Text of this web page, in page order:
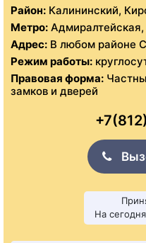
Район: Калининский,
Метро: Адмиралтейская,
Адрес: В любом районе
Режим работы:
Правовая форма:
замков и дверей
На